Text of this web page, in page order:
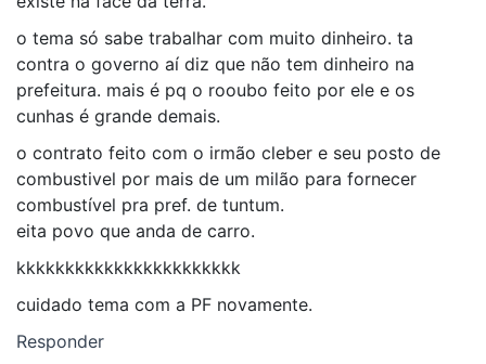
o tema só sabe trabalhar com muito dinheiro. ta
contra o governo aí diz que não tem dinheiro na
prefeitura. mais é pq o rooubo feito por ele e os
cunhas é grande demais.
o contrato feito com o irmão cleber e seu posto de
combustivel por mais de um milão para fornecer
combustível pra pref. de tuntum.
eita povo que anda de carro.
kkkkkkkkkkkkkkkkkkkkkkk
cuidado tema com a PF novamente.
Responder